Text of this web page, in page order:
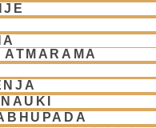
prebivali zelo izobraženi
najdemo, čeprav so
le ne bodo povsem izginili
kulturi in v templjih
posvetne službe,